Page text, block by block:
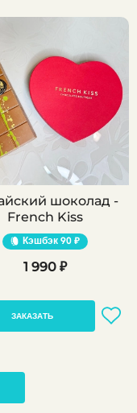
шоколад -
French Kiss
Кэшбэк90 ₽
1 990 ₽
ЗАКАЗАТЬ